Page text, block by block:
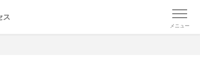
ス
メニュー